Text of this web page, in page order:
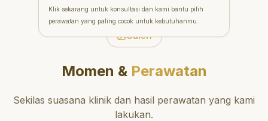
daerah yang strategis,
sehingga nyaman untuk
direkomendasikan untuk
dan berkualitas!
Galeri
Momen &Perawatan
Sekilas suasana klinik dan hasil perawatan yang kami
lakukan.
Klik sekarang untuk konsultasi dan kami bantu pilih
perawatan yang paling cocok untuk kebutuhanmu.